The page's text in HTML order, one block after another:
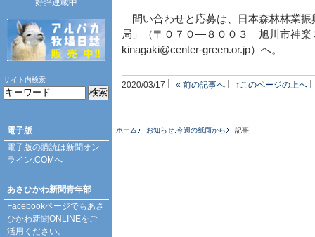
問い合わせと応募は、日本森林林業
局」（〒０７０―８００３ 旭川市神
kinagaki@center-green.or.jp）へ。
2020/03/17 « 前の記事へ ↑このページの上へ
ホーム お知らせ 今週の紙面から 記事
好評連載中
サイト内検索
電子版
電子版の購読は新聞オン
ライン.COMへ
あさひかわ新聞青年部
Facebookページでもあさ
ひかわ新聞ONLINEをご
活用ください。